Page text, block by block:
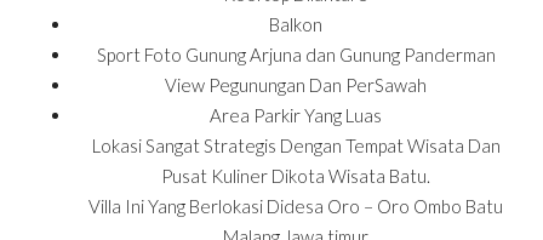
Balkon
Sport Foto Gunung Arjuna dan Gunung Panderman
View Pegunungan Dan PerSawah
Area Parkir Yang Luas
Lokasi Sangat Strategis Dengan Tempat Wisata Dan
Pusat Kuliner Dikota Wisata Batu.
Villa Ini Yang Berlokasi Didesa Oro – Oro Ombo Batu